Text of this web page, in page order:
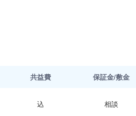
共益費 保証金/敷金
込 相談